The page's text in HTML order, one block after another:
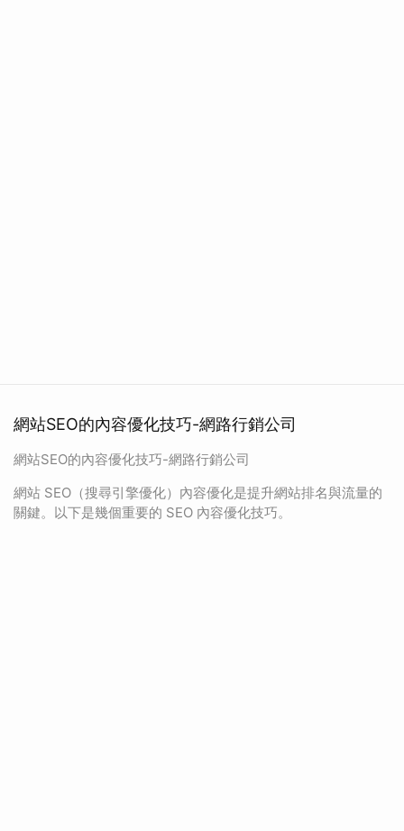
網站SEO的內容優化技巧-網路行銷公司
網站SEO的內容優化技巧-網路行銷公司
網站 SEO（搜尋引擎優化）內容優化是提升網站排名與流量的
關鍵。以下是幾個重要的 SEO 內容優化技巧。